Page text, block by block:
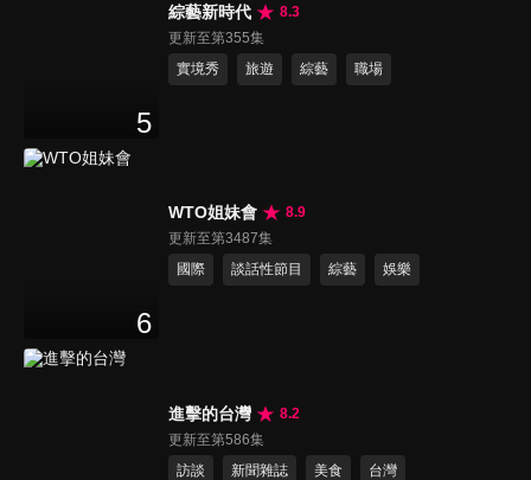
5
綜藝新時代
8.3
更新至第355集
實境秀
旅遊 綜藝 職場
6
WTO姐妹會
8.9
更新至第3487集
國際
談話性節目 綜藝 娛樂
進擊的台灣
8.2
更新至第586集
訪談
新聞雜誌 美食 台灣